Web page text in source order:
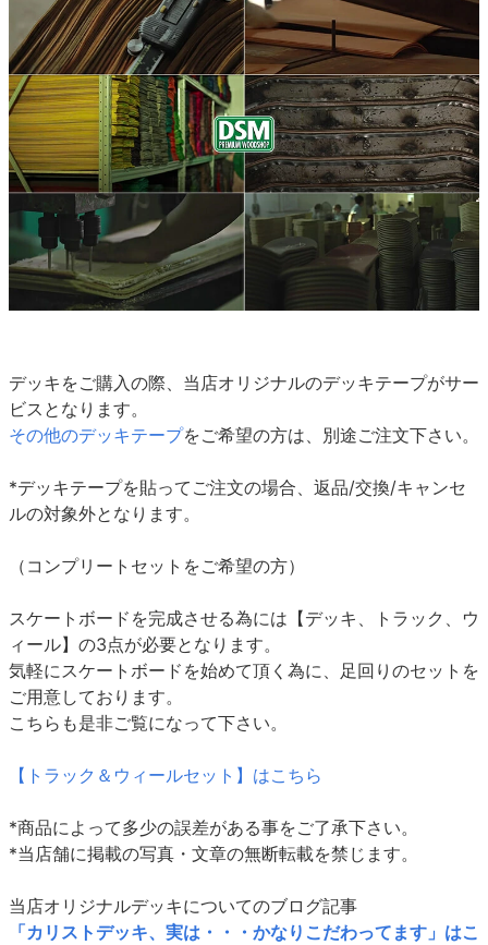
デッキをご購入の際、当店オリジナルのデッキテープがサー
ビスとなります。
その他のデッキテープをご希望の方は、別途ご注文下さい。
*デッキテープを貼ってご注文の場合、返品/交換/キャンセ
ルの対象外となります。
（コンプリートセットをご希望の方）
スケートボードを完成させる為には【デッキ、トラック、ウ
ィール】の3点が必要となります。
気軽にスケートボードを始めて頂く為に、足回りのセットを
ご用意しております。
こちらも是非ご覧になって下さい。
【トラック＆ウィールセット】はこちら
*商品によって多少の誤差がある事をご了承下さい。
*当店舗に掲載の写真・文章の無断転載を禁じます。
当店オリジナルデッキについてのブログ記事
「カリストデッキ、実は・・・かなりこだわってます」はこ